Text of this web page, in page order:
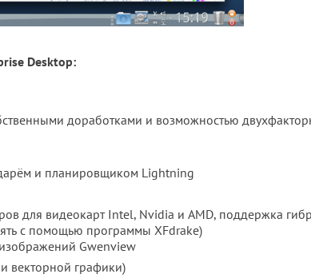
Desktop:
доработками и возможностью
и планировщиком Lightning
для видеокарт Intel, Nvidia и AMD, поддержка
с помощью программы XFdrake)
Gwenview
векторной графики)